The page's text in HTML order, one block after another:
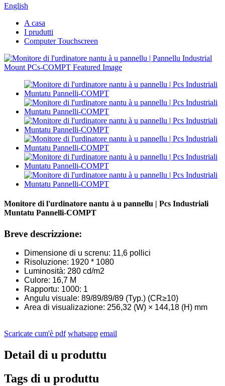
English
A casa
I prudutti
Computer Touchscreen
Monitore di l'urdinatore nantu à u pannellu | Pcs Industriali
Muntatu Pannelli-COMPT
Breve descrizzione:
Dimensione di u screnu: 11,6 pollici
Risoluzione: 1920 * 1080
Luminosità: 280 cd/m2
Culore: 16,7 M
Rapportu: 1000: 1
Angulu visuale: 89/89/89/89 (Typ.) (CR≥10)
Area di visualizazione: 256,32 (W) × 144,18 (H) mm
Scaricate cum'è pdf whatsapp email
Detail di u produttu
Tags di u produttu